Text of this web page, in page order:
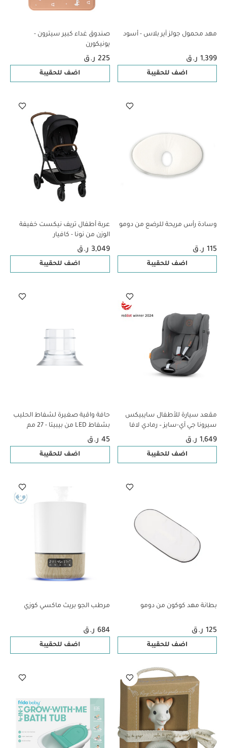
مهد محمول جولز آير بلاس - أسود
1,399 ر.ق
اضف للحقيبة
صندوق غداء كبير سيترون -
يونيكورن
225 ر.ق
اضف للحقيبة
وسادة رأس مريحة للرضع من دومو
115 ر.ق
اضف للحقيبة
عربة أطفال تريف نيكست خفيفة
الوزن من نونا - كافيار
3,049 ر.ق
اضف للحقيبة
مقعد سيارة للأطفال سايبيكس
سيرونا جي آي-سايز – رمادي لافا
1,649 ر.ق
اضف للحقيبة
حافة واقية صغيرة لشفاط الحليب
بشفاط LED من بيبيتا - 27 مم
45 ر.ق
اضف للحقيبة
بطانة مهد كوكون من دومو
125 ر.ق
اضف للحقيبة
مرطب الجو بريث ماكسي كوزي
684 ر.ق
اضف للحقيبة